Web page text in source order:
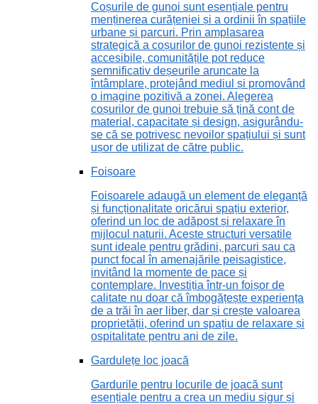
Coșurile de gunoi sunt esențiale pentru
menținerea curățeniei și a ordinii în spațiile
urbane și parcuri. Prin amplasarea
strategică a coșurilor de gunoi rezistente și
accesibile, comunitățile pot reduce
semnificativ deșeurile aruncate la
întâmplare, protejând mediul și promovând
o imagine pozitivă a zonei. Alegerea
coșurilor de gunoi trebuie să țină cont de
material, capacitate și design, asigurându-
se că se potrivesc nevoilor spațiului și sunt
ușor de utilizat de către public.
Foișoare
Foișoarele adaugă un element de eleganță
și funcționalitate oricărui spațiu exterior,
oferind un loc de adăpost și relaxare în
mijlocul naturii. Aceste structuri versatile
sunt ideale pentru grădini, parcuri sau ca
punct focal în amenajările peisagistice,
invitând la momente de pace și
contemplare. Investiția într-un foișor de
calitate nu doar că îmbogățește experiența
de a trăi în aer liber, dar și crește valoarea
proprietății, oferind un spațiu de relaxare și
ospitalitate pentru ani de zile.
Gardulețe loc joacă
Gardurile pentru locurile de joacă sunt
esențiale pentru a crea un mediu sigur și